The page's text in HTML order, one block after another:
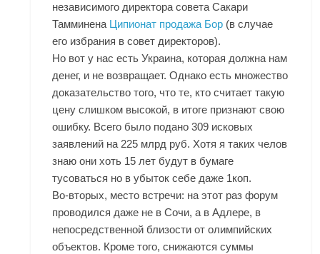
независимого директора совета Сакари
Тамминена Ципионат продажа Бор (в случае
его избрания в совет директоров).
Но вот у нас есть Украина, которая должна нам
денег, и не возвращает. Однако есть множество
доказательство того, что те, кто считает такую
цену слишком высокой, в итоге признают свою
ошибку. Всего было подано 309 исковых
заявлений на 225 млрд руб. Хотя я таких челов
знаю они хоть 15 лет будут в бумаге
тусоваться но в убыток себе даже 1коп.
Во-вторых, место встречи: на этот раз форум
проводился даже не в Сочи, а в Адлере, в
непосредственной близости от олимпийских
объектов. Кроме того, снижаются суммы